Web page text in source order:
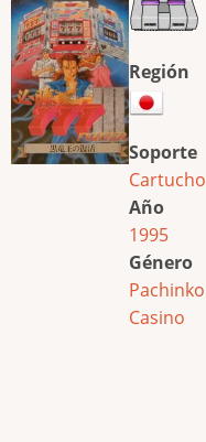
Región
Soporte
Cartucho
Año
1995
Género
Pachinko
Casino